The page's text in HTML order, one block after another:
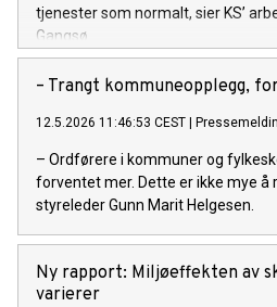
tjenester som normalt, sier KS’
Gangsø.
– Trangt kommuneopplegg,
12.5.2026 11:46:53 CEST
– Ordførere i kommuner og
forventet mer. Dette er ikke mye å
styreleder Gunn Marit Helgesen.
Ny rapport: Miljøeffekten av
varierer